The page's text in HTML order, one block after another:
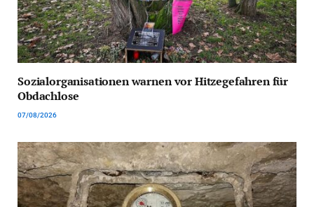
Sozialorganisationen warnen vor Hitzegefahren für
Obdachlose
07/08/2026